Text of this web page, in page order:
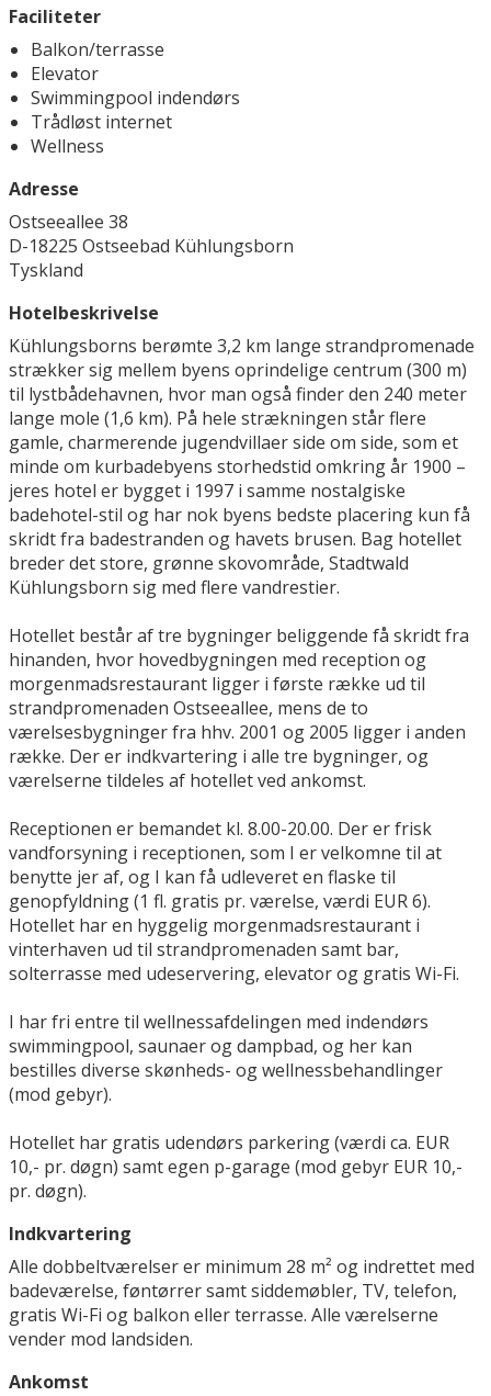
Faciliteter
Balkon/terrasse
Elevator
Swimmingpool indendørs
Trådløst internet
Wellness
Adresse
Ostseeallee 38
D-18225 Ostseebad Kühlungsborn
Tyskland
Hotelbeskrivelse
Kühlungsborns berømte 3,2 km lange strandpromenade
strækker sig mellem byens oprindelige centrum (300 m)
til lystbådehavnen, hvor man også finder den 240 meter
lange mole (1,6 km). På hele strækningen står flere
gamle, charmerende jugendvillaer side om side, som et
minde om kurbadebyens storhedstid omkring år 1900 –
jeres hotel er bygget i 1997 i samme nostalgiske
badehotel-stil og har nok byens bedste placering kun få
skridt fra badestranden og havets brusen. Bag hotellet
breder det store, grønne skovområde, Stadtwald
Kühlungsborn sig med flere vandrestier.
Hotellet består af tre bygninger beliggende få skridt fra
hinanden, hvor hovedbygningen med reception og
morgenmadsrestaurant ligger i første række ud til
strandpromenaden Ostseeallee, mens de to
værelsesbygninger fra hhv. 2001 og 2005 ligger i anden
række. Der er indkvartering i alle tre bygninger, og
værelserne tildeles af hotellet ved ankomst.
Receptionen er bemandet kl. 8.00-20.00. Der er frisk
vandforsyning i receptionen, som I er velkomne til at
benytte jer af, og I kan få udleveret en flaske til
genopfyldning (1 fl. gratis pr. værelse, værdi EUR 6).
Hotellet har en hyggelig morgenmadsrestaurant i
vinterhaven ud til strandpromenaden samt bar,
solterrasse med udeservering, elevator og gratis Wi-Fi.
I har fri entre til wellnessafdelingen med indendørs
swimmingpool, saunaer og dampbad, og her kan
bestilles diverse skønheds- og wellnessbehandlinger
(mod gebyr).
Hotellet har gratis udendørs parkering (værdi ca. EUR
10,- pr. døgn) samt egen p-garage (mod gebyr EUR 10,-
pr. døgn).
Indkvartering
Alle dobbeltværelser er minimum 28 m² og indrettet med
badeværelse, føntørrer samt siddemøbler, TV, telefon,
gratis Wi-Fi og balkon eller terrasse. Alle værelserne
vender mod landsiden.
Ankomst